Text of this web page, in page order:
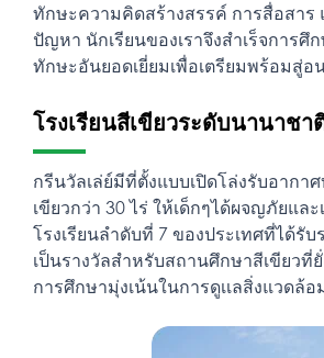
ทักษะความคิดสร้างสรรค์ การสื่อสาร
ปัญหา นักเรียนของเราจึงสำเร็จการศึ
ทักษะอันยอดเยี่ยมเพื่อเตรียมพร้อมสู่อ
โรงเรียนสีเขียวระดับนานาชา
กรีนวัลเล่ย์มีที่ตั้งแบบเปิดโล่งรับอาก
เขียวกว่า 30 ไร่ ให้เด็กๆได้ผจญภัยและ
โรงเรียนลำดับที่ 7 ของประเทศที่ได้รับ
เป็นรางวัลสำหรับสถานศึกษาสีเขียวที่
การศึกษามุ่งเน้นในการดูเเลสิ่งแวดล้อ